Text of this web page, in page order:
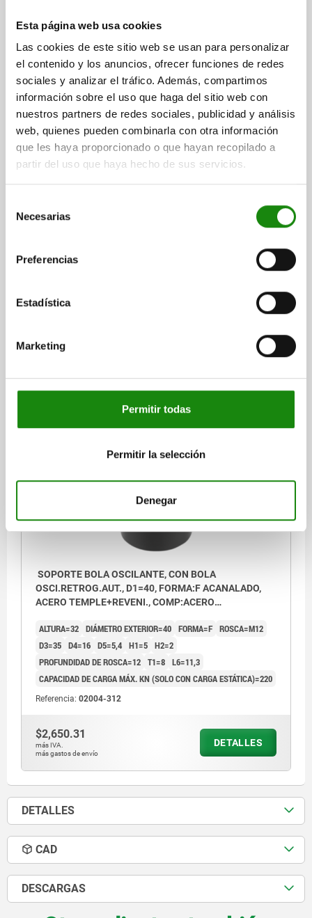
Esta página web usa cookies
Las cookies de este sitio web se usan para personalizar
el contenido y los anuncios, ofrecer funciones de redes
sociales y analizar el tráfico. Además, compartimos
información sobre el uso que haga del sitio web con
nuestros partners de redes sociales, publicidad y análisis
web, quienes pueden combinarla con otra información
que les haya proporcionado o que hayan recopilado a
partir del uso que haya hecho de sus servicios.
Necesarias
Preferencias
Estadística
Marketing
Permitir todas
Permitir la selección
Denegar
Referencia:02004-308
$1,902.63
más IVA.
más gastos de envío
DETALLES
02004 F
OSCI.RETROG.AUT., D1=34, FORMA:F ACANALADO,
ACERO TEMPLE+REVENI., COMP:ACERO
ROSCA=M10
D3=29 D4=13
CAPACIDAD DE CARGA MÁX. KN (SOLO CON CARGA ESTÁTICA)=140
SOPORTE BOLA OSCILANTE, CON BOLA
OSCI.RETROG.AUT., D1=40, FORMA:F ACANALADO,
ACERO TEMPLE+REVENI., COMP:ACERO
ALTURA=32 DIÁMETRO EXTERIOR=40 FORMA=F ROSCA=M12
D3=35 D4=16 D5=5,4 H1=5 H2=2
PROFUNDIDAD DE ROSCA=12 T1=8 L6=11,3
CAPACIDAD DE CARGA MÁX. KN (SOLO CON CARGA ESTÁTICA)=220
Referencia: 02004-312
$2,650.31
más IVA.
más gastos de envío
DETALLES
DETALLES
CAD
DESCARGAS